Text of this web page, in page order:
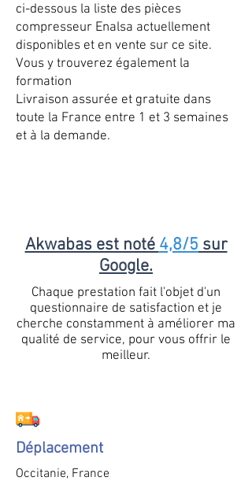
ci-dessous la liste des pièces
compresseur Enalsa actuellement
disponibles et en vente sur ce site.
Vous y trouverez également la
formation
Livraison assurée et gratuite dans
toute la France entre 1 et 3 semaines
et à la demande.
Akwabas est noté 4,8/5 sur
Google.
Chaque prestation fait l'objet d'un
questionnaire de satisfaction et je
cherche constamment à améliorer ma
qualité de service, pour vous offrir le
meilleur.
Déplacement
Occitanie, France